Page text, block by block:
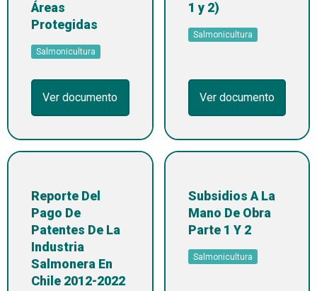
Áreas
Protegidas
Salmonicultura
Ver documento
1 y 2)
Salmonicultura
Ver documento
Reporte Del
Pago De
Patentes De La
Industria
Salmonera En
Chile 2012-2022
Subsidios A La
Mano De Obra
Parte 1 Y 2
Salmonicultura